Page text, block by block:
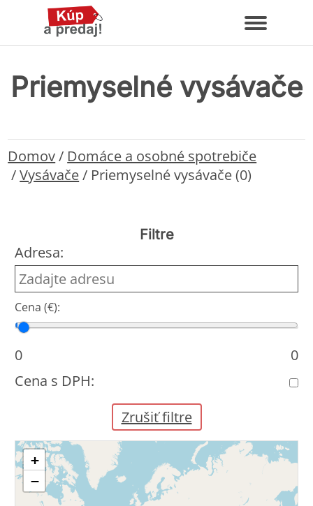
Priemyselné vysávače
Domov/ Domáce a osobné spotrebiče
/Vysávače/ Priemyselné vysávače (0)
Filtre
Adresa:
Cena (€):
Cena od
Cena do
0
0
Cena s DPH:
Zrušiť filtre
+
−